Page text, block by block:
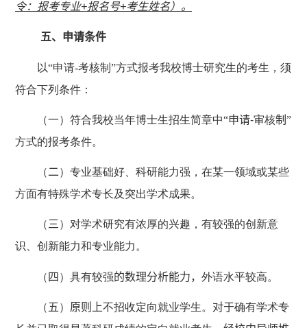
令：报考专业+报名号+考生姓名）。
五、申请条件
以“申请-考核制”方式报考我校博士研究生的考生，须
符合下列条件：
（一）符合我校当年博士生招生简章中“申请-审核制”
方式的报考条件。
（二）专业基础好、科研能力强，在某一领域或某些
方面有特殊学术专长及突出学术成果。
（ 三 ）对学术研究有浓厚的兴趣，有较强的创新意
识、创新能力和专业能力。
（ 四 ）具有较强的数理分析能力， 外语水平较高。
（ 五 ） 原则上不招收定向就业学生。 对于确有学术专